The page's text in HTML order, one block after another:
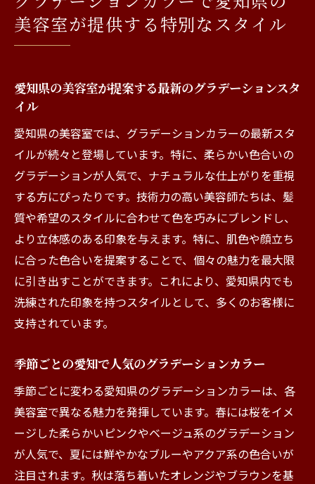
カラー
愛知県の美容室で特別な日を彩るカラーリ
スタイルを
の魅力
美容室で叶える愛知県のトレンドグラデーショ
ンスタイル
愛知県のトレンドを先取りしたグラデーシ
ョンスタイル
美容室で叶える流行のグラデーションカラ
ー
愛知で話題のグラデーションカラーの特徴
トレンドを反映した愛知の美容室のスタイ
愛知で最新トレンドカラーを楽しむための
ポイント
グラデーションカラーで最先端を行く愛知
の美容室
美容室が提供する特別なスタイル
愛知県の美容室が提案する最新のグラデーションスタ
イル
愛知県の美容室では、グラデーションカラーの最新スタ
イルが続々と登場しています。特に、柔らかい色合いの
グラデーションが人気で、ナチュラルな仕上がりを重視
する方にぴったりです。技術力の高い美容師たちは、髪
質や希望のスタイルに合わせて色を巧みにブレンドし、
より立体感のある印象を与えます。特に、肌色や顔立ち
に合った色合いを提案することで、個々の魅力を最大限
に引き出すことができます。これにより、愛知県内でも
洗練された印象を持つスタイルとして、多くのお客様に
支持されています。
季節ごとの愛知で人気のグラデーションカラー
季節ごとに変わる愛知県のグラデーションカラーは、各
美容室で異なる魅力を発揮しています。春には桜をイメ
ージした柔らかいピンクやベージュ系のグラデーション
が人気で、夏には鮮やかなブルーやアクア系の色合いが
注目されます。秋は落ち着いたオレンジやブラウンを基